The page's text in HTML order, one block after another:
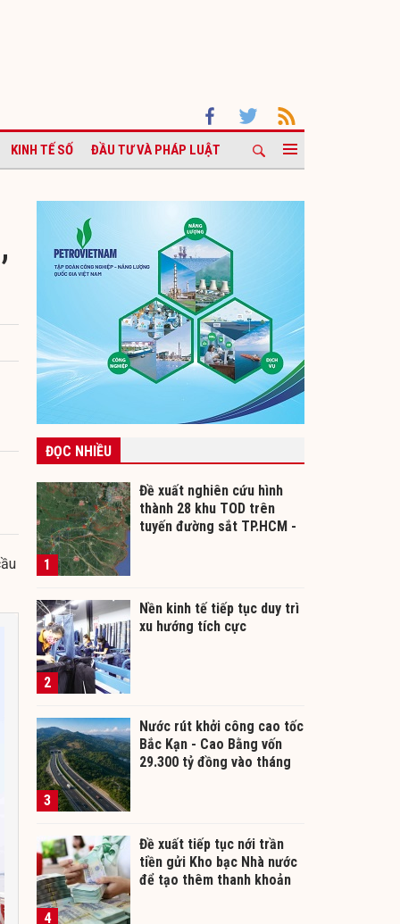
KINH TẾ SỐ ĐẦU TƯ VÀ PHÁP LUẬT
ĐỌC NHIỀU
1
Đề xuất nghiên cứu hình
thành 28 khu TOD trên
tuyến đường sắt TP.HCM -
2
Nền kinh tế tiếp tục duy trì
xu hướng tích cực
3
Nước rút khởi công cao tốc
Bắc Kạn - Cao Bằng vốn
29.300 tỷ đồng vào tháng
4
Đề xuất tiếp tục nới trần
tiền gửi Kho bạc Nhà nước
để tạo thêm thanh khoản